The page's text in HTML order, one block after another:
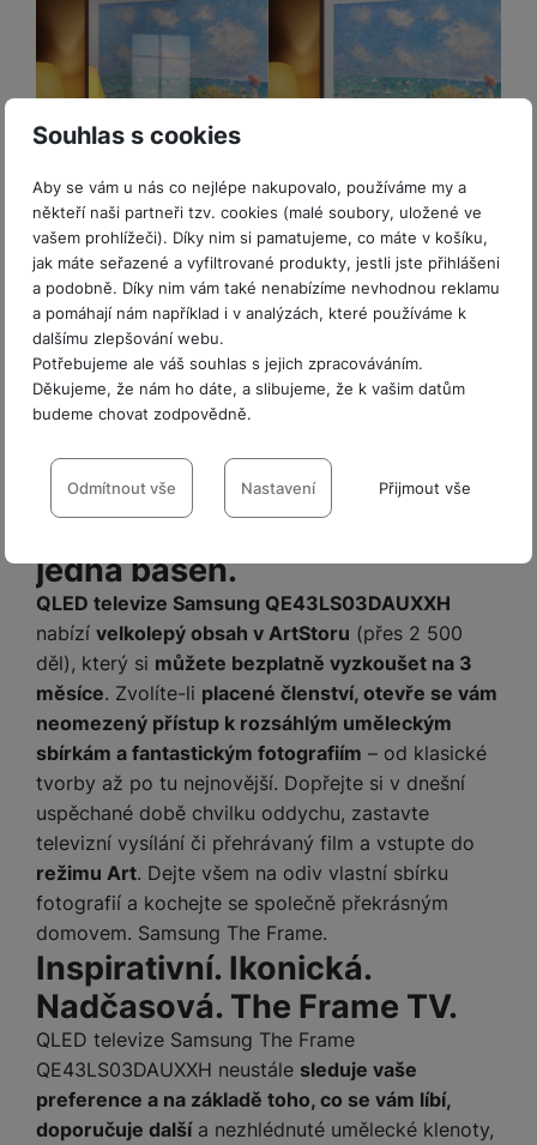
Souhlas s cookies
Aby se vám u nás co nejlépe nakupovalo, používáme my a
někteří naši partneři tzv. cookies (malé soubory, uložené ve
vašem prohlížeči). Díky nim si pamatujeme, co máte v košíku,
jak máte seřazené a vyfiltrované produkty, jestli jste přihlášeni
a podobně. Díky nim vám také nenabízíme nevhodnou reklamu
a pomáhají nám například i v analýzách, které používáme k
dalšímu zlepšování webu.
Potřebujeme ale váš souhlas s jejich zpracováváním.
Děkujeme, že nám ho dáte, a slibujeme, že k vašim datům
budeme chovat zodpovědně.
Nastavení souhlasů s kategoriemi
cookies
VŽDY AKTIVNÍ
Technické cookies umožňují váš průchod nákupním košíkem,
porovnávání produktů a další nezbytné funkce.
Preferenční a rozšířené funkce
Preferenční a rozšířené funkce
abyste nemuseli vše
nastavovat znovu a abyste se s námi mohli spojit např. pomocí
chatu.
Povoleno
Díky těmto cookies vám práci s naším webem dokážeme ještě
zpříjemnit. Dokážeme si zapamatovat vaše nastavení, mohou
vám pomoci s vyplňováním formulářů, umožní nám zobrazit
služby jako je chat a podobně.
Analytické
Analytické- abychom věděli, jak se na webu chováte, a mohli
náš web dále zlepšovat
Povoleno
Tyto cookies nám umožňují měření výkonu našeho webu i
našich reklamních kampaní. Jejich pomocí určujeme počet
návštěv a zdroje návštěv našich internetových stránek. Data
získaná pomocí těchto cookies zpracováváme souhrnně a
anonymně, takže nejsme schopni identifikovat konkrétní
uživatele našeho webu.
Marketingové
Marketingové-abychom vás neobtěžovali nevhodnou
reklamou
Povoleno
Marketingové cookies používáme my nebo naši partneři,
abychom vám mohli zobrazit vhodné obsahy nebo reklamy jak
na našich stránkách, tak na stránkách třetích stran.
Odmítnout vše Nastavení Přijmout vše
Honosná galerie. Domov
jedna báseň.
QLED televize Samsung QE43LS03DAUXXH
nabízí velkolepý obsah v ArtStoru (přes 2 500
děl), který si můžete bezplatně vyzkoušet na 3
měsíce. Zvolíte-li placené členství, otevře se vám
neomezený přístup k rozsáhlým uměleckým
sbírkám a fantastickým fotografiím – od klasické
tvorby až po tu nejnovější. Dopřejte si v dnešní
uspěchané době chvilku oddychu, zastavte
televizní vysílání či přehrávaný film a vstupte do
režimu Art. Dejte všem na odiv vlastní sbírku
fotografií a kochejte se společně překrásným
domovem. Samsung The Frame.
Inspirativní. Ikonická.
Nadčasová. The Frame TV.
QLED televize Samsung The Frame
QE43LS03DAUXXH neustále sleduje vaše
preference a na základě toho, co se vám líbí,
doporučuje dalšía nezhlédnuté umělecké klenoty,